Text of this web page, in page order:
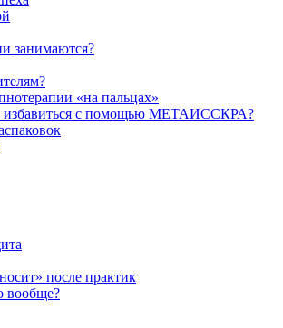
занимаются?
«на пальцах»
избавиться с помощью МЕТАИССКРА?
после практик
вообще?